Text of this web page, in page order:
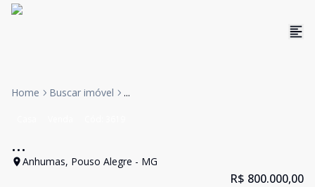
Home Buscar imóvel ...
...
Anhumas, Pouso Alegre - MG
R$ 800.000,00